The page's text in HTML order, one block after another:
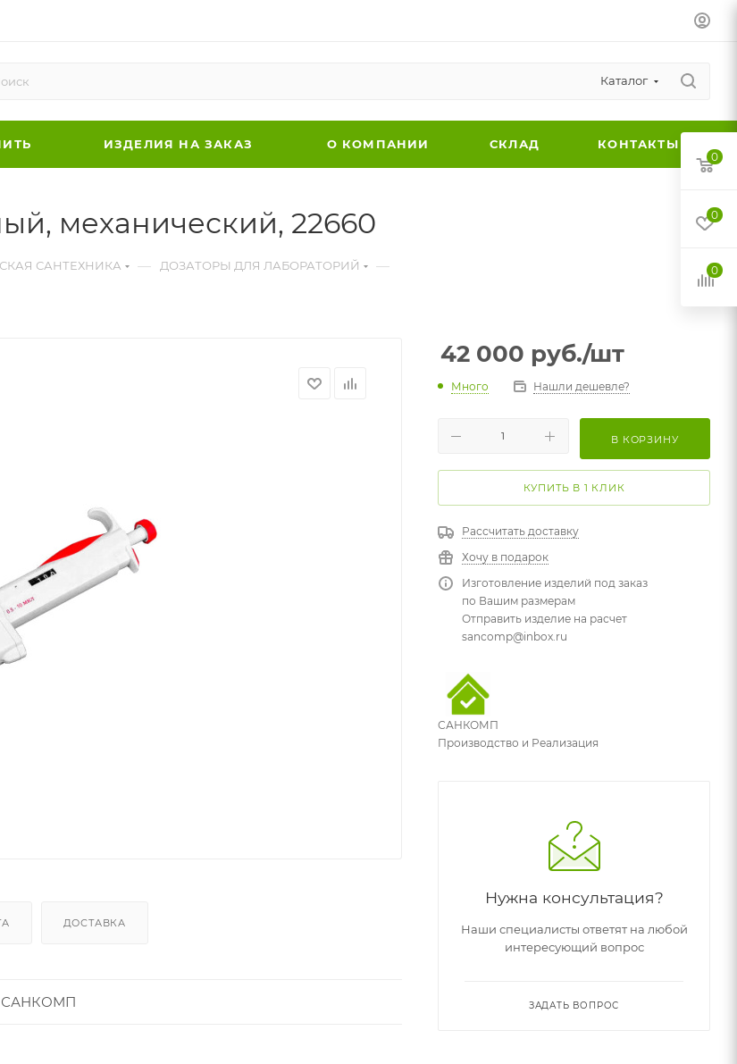
Каталог
ИЗДЕЛИЯ НА ЗАКАЗ О КОМПАНИИ СКЛАД КОНТАКТЫ
механический, 22660
САНТЕХНИКА — ДОЗАТОРЫ ДЛЯ ЛАБОРАТОРИЙ —
ДОСТАВКА
САНКОМП
42 000 руб./шт
Много Нашли дешевле?
В КОРЗИНУ
КУПИТЬ В 1 КЛИК
Рассчитать доставку
Хочу в подарок
Изготовление изделий под заказ
по Вашим размерам
Отправить изделие на расчет
sancomp@inbox.ru
САНКОМП
Производство и Реализация
Нужна консультация?
Наши специалисты ответят на любой
интересующий вопрос
ЗАДАТЬ ВОПРОС
0
0
0